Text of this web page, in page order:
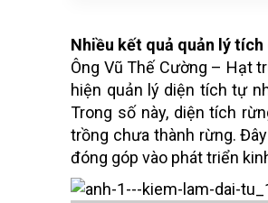
Nhiều kết quả quản lý
Ông Vũ Thế Cường – Hạt
hiện quản lý diện tích tự
Trong số này, diện tích
trồng chưa thành rừng.
đóng góp vào phát triển